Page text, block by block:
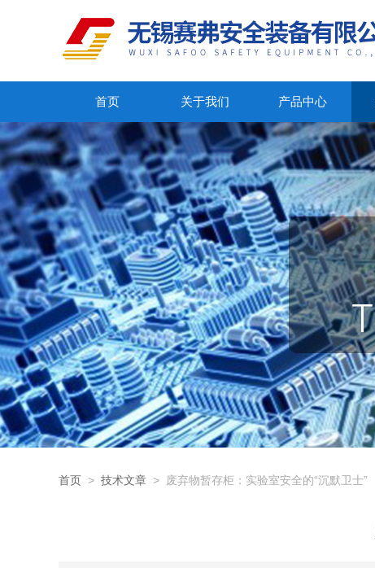
首页 关于我们 产品中心
首页 > 技术文章 > 废弃物暂存柜：实验室安全的“沉默卫士”